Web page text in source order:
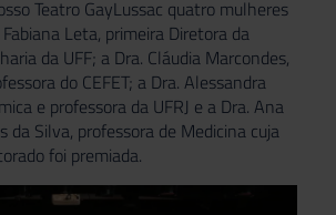
Teatro GayLussac quatro mulheres
Leta, primeira Diretora da
da UFF; a Dra. Cláudia Marcondes,
do CEFET; a Dra. Alessandra
e professora da UFRJ e a Dra. Ana
da Silva, professora de Medicina cuja
foi premiada.